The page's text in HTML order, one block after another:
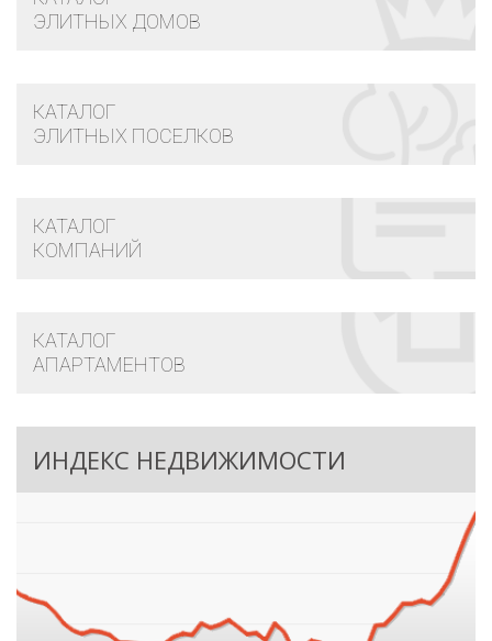
ЭЛИТНЫХ ДОМОВ
КАТАЛОГ
ЭЛИТНЫХ ПОСЕЛКОВ
КАТАЛОГ
КОМПАНИЙ
КАТАЛОГ
АПАРТАМЕНТОВ
ИНДЕКС НЕДВИЖИМОСТИ